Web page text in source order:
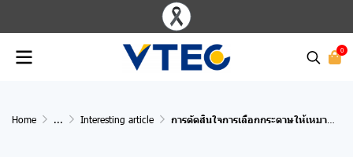
0
Home ... Interesting article การตัดสินใจการเลือกกระดาษให้เหมาะกับงานพิมพ์